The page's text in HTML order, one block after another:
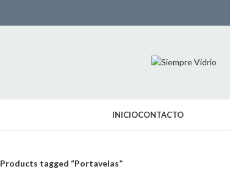
INICIOCONTACTO
Products tagged “Portavelas”